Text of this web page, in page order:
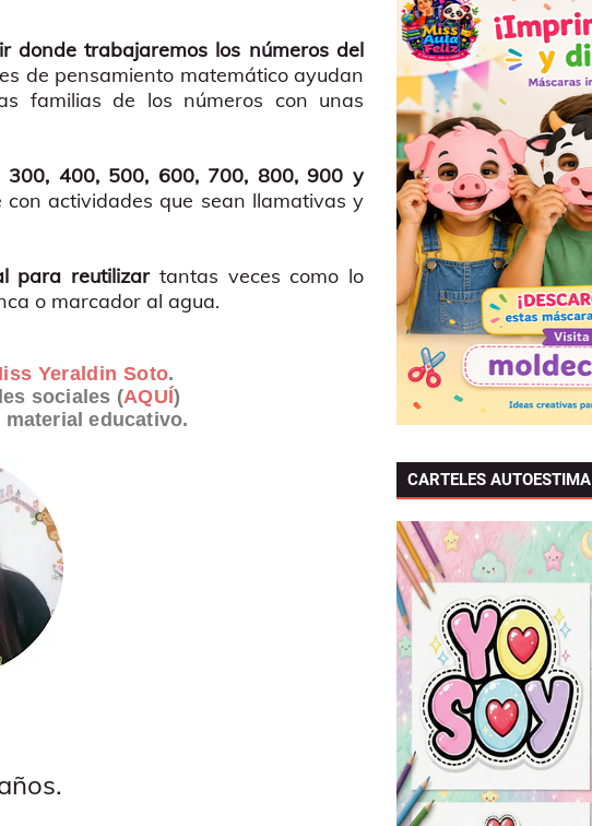
donde trabajaremos los números del
de pensamiento matemático ayudan
familias de los números con unas
400, 500, 600, 700, 800, 900 y
actividades que sean llamativas y
para reutilizartantas veces como lo
o marcador al agua.
Yeraldin Soto.
sociales (AQUÍ)
educativo.
CARTELES AUTOESTIMA